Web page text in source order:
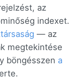
az
indexet.
— az
megtekintése
böngésszen a